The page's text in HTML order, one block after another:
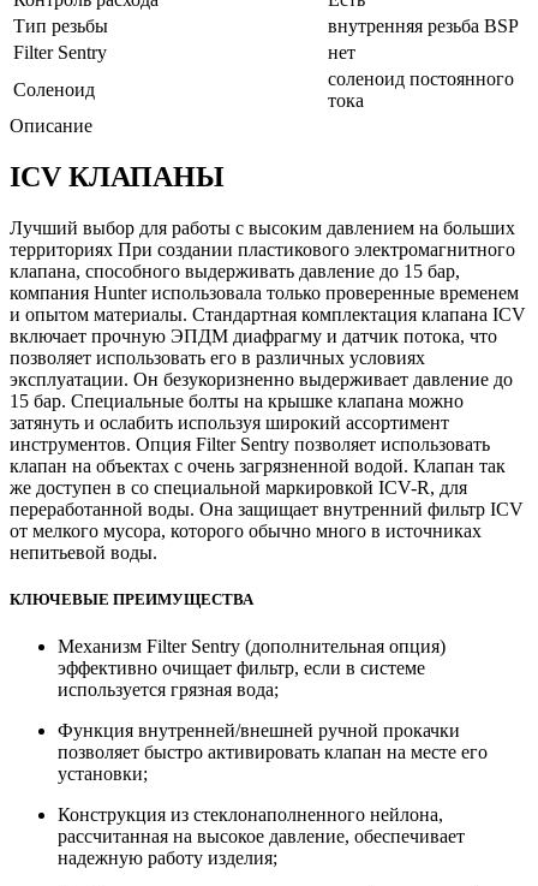
Тип резьбы
внутренняя резьба BSP
Filter Sentry
нет
Соленоид
соленоид постоянного
тока
Описание
ICV КЛАПАНЫ
Лучший выбор для работы с высоким давлением на больших
территориях При создании пластикового электромагнитного
клапана, способного выдерживать давление до 15 бар,
компания Hunter использовала только проверенные временем
и опытом материалы. Стандартная комплектация клапана ICV
включает прочную ЭПДМ диафрагму и датчик потока, что
позволяет использовать его в различных условиях
эксплуатации. Он безукоризненно выдерживает давление до
15 бар. Специальные болты на крышке клапана можно
затянуть и ослабить используя широкий ассортимент
инструментов. Опция Filter Sentry позволяет использовать
клапан на объектах с очень загрязненной водой. Клапан так
же доступен в со специальной маркировкой ICV-R, для
переработанной воды. Она защищает внутренний фильтр ICV
от мелкого мусора, которого обычно много в источниках
непитьевой воды.
КЛЮЧЕВЫЕ ПРЕИМУЩЕСТВА
Механизм Filter Sentry (дополнительная опция)
эффективно очищает фильтр, если в системе
используется грязная вода;
Функция внутренней/внешней ручной прокачки
позволяет быстро активировать клапан на месте его
установки;
Конструкция из стеклонаполненного нейлона,
рассчитанная на высокое давление, обеспечивает
надежную работу изделия;